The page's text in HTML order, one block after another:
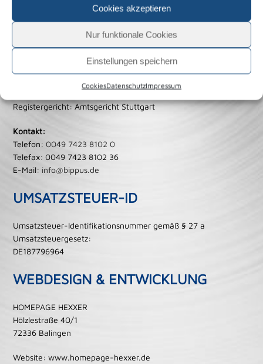
Cookies akzeptieren
Nur funktionale Cookies
Einstellungen speichern
CookiesDatenschutzImpressum
Handelsregister: HRA 480801
Registergericht: Amtsgericht Stuttgart
diese vertreten durch ihre Geschäftsführer Hans-Werner
Registergericht: Amtsgericht Stuttgart
Kontakt:
Telefon:0049 7423 8102 0
Telefax: 0049 7423 8102 36
E-Mail: info@bippus.de
UMSATZSTEUER-ID
Umsatzsteuer-Identifikationsnummer gemäß § 27 a
Umsatzsteuergesetz:
DE187796964
WEBDESIGN & ENTWICKLUNG
HOMEPAGE HEXXER
Hölzlestraße 40/1
72336 Balingen
Website: www.homepage-hexxer.de